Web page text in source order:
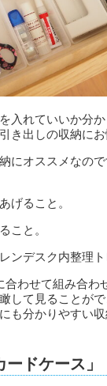
入れていいか分
出しの収納にお
にオススメなの
げること。
こと。
ンデスク内整理ト
わせて組み合わ
して見ることが
も分かりやすい収
ドケース」